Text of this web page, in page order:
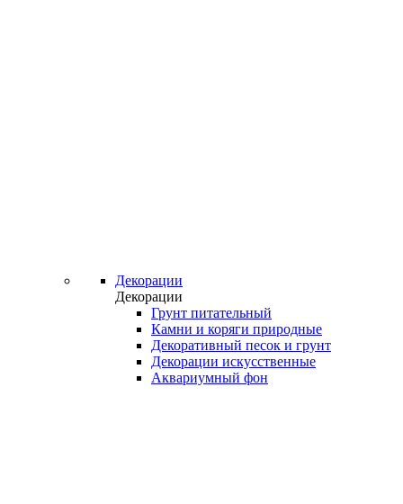
Декорации
Декорации
Грунт питательный
Камни и коряги природные
Декоративный песок и грунт
Декорации искусственные
Аквариумный фон